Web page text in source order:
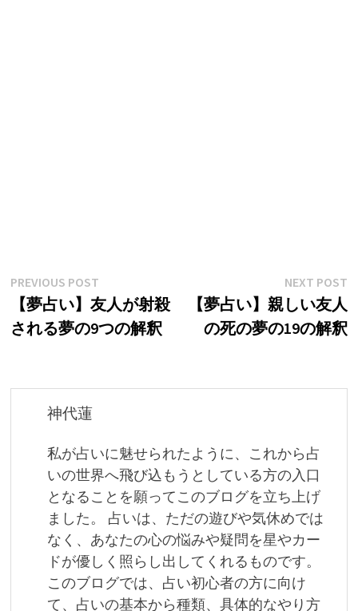
投
稿
ナ
PREVIOUS POSTPrevious
post:
【夢占い】友人が射殺
される夢の9つの解釈
NEXT POST
【夢占い】親しい友人
の死の夢の19の解釈
神代蓮
私が占いに魅せられたように、これから占
いの世界へ飛び込もうとしている方の入口
となることを願ってこのブログを立ち上げ
ました。 占いは、ただの遊びや気休めでは
なく、あなたの心の悩みや疑問を星やカー
ドが優しく照らし出してくれるものです。
このブログでは、占い初心者の方に向け
て、占いの基本から種類、具体的なやり方